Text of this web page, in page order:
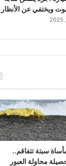
ويختفي عن الأنظار
سبتة تتفاقم..
محاولة العبور